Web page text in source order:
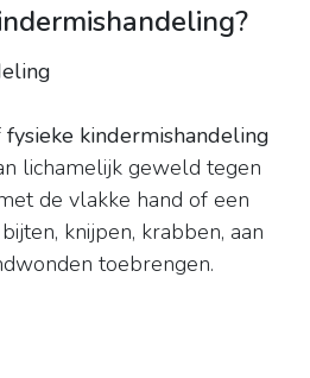
fysieke kindermishandeling
lichamelijk geweld tegen
de vlakke hand of een
knijpen, krabben, aan
toebrengen.